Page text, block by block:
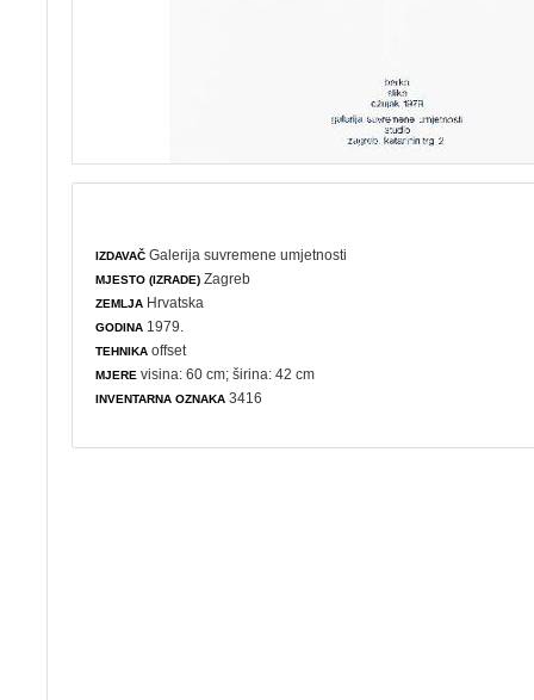
IZDAVAČ Galerija suvremene umjetnosti
MJESTO (IZRADE) Zagreb
ZEMLJA Hrvatska
GODINA 1979.
TEHNIKA offset
MJERE visina: 60 cm; širina: 42 cm
INVENTARNA OZNAKA 3416